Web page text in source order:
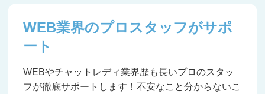
WEB業界のプロスタッフがサポ
ート
WEBやチャットレディ業界歴も長いプロのスタッ
フが徹底サポートします！不安なこと分からないこ